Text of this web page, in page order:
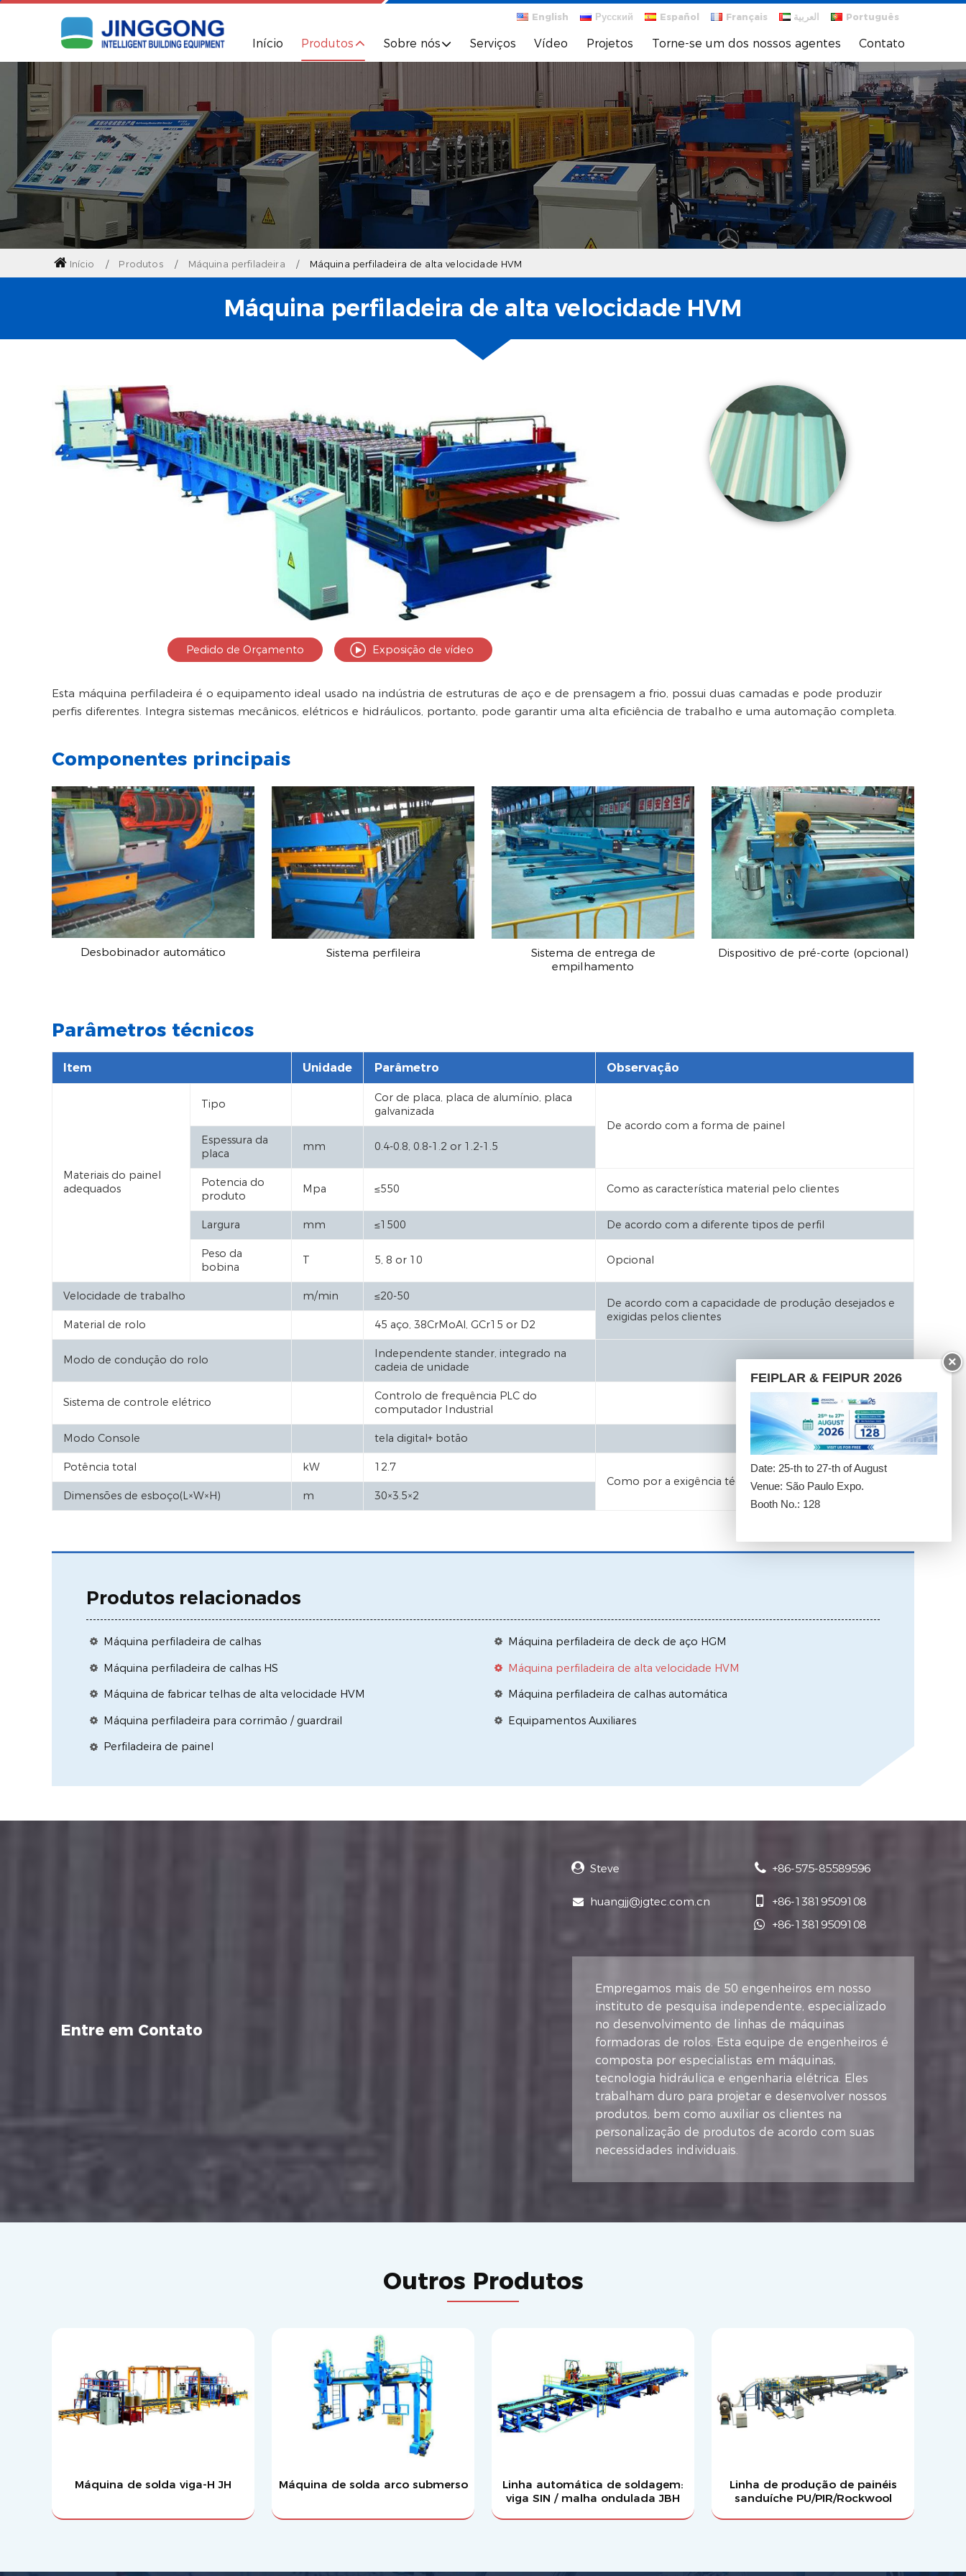
English Русский Español Français العربية Português
Início Produtos Sobre nós Serviços Vídeo Projetos Torne-se um dos nossos agentes Contato
Início Produtos Máquina perfiladeira Máquina perfiladeira de alta velocidade HVM
Máquina perfiladeira de alta velocidade HVM
Pedido de Orçamento Exposição de vídeo
Esta máquina perfiladeira é o equipamento ideal usado na indústria de estruturas de aço e de prensagem a frio, possui duas camadas e pode produzir
perfis diferentes. Integra sistemas mecânicos, elétricos e hidráulicos, portanto, pode garantir uma alta eficiência de trabalho e uma automação completa.
Componentes principais
Desbobinador automático Sistema perfileira
Sistema de entrega de
empilhamento
Dispositivo de pré-corte (opcional)
Parâmetros técnicos
Item Unidade Parâmetro Observação
Materiais do painel
adequados
Tipo
Cor de placa, placa de alumínio, placa
galvanizada
De acordo com a forma de painel
Espessura da
placa
mm 0.4-0.8, 0.8-1.2 or 1.2-1.5
Potencia do
produto
Mpa ≤550 Como as característica material pelo clientes
Largura mm ≤1500 De acordo com a diferente tipos de perfil
Peso da
bobina
T 5, 8 or 10 Opcional
Velocidade de trabalho m/min ≤20-50
De acordo com a capacidade de produção desejados e
exigidas pelos clientes
Material de rolo 45 aço, 38CrMoAl, GCr15 or D2
Modo de condução do rolo
Independente stander, integrado na
cadeia de unidade
Sistema de controle elétrico
Controlo de frequência PLC do
computador Industrial
Modo Console tela digital+ botão
Potência total kW
12.7
Como por a exigência técnica
Dimensões de esboço(L×W×H)
m 30×3.5×2
Produtos relacionados
Máquina perfiladeira de calhas Máquina perfiladeira de deck de aço HGM
Máquina perfiladeira de calhas HS Máquina perfiladeira de alta velocidade HVM
Máquina de fabricar telhas de alta velocidade HVM Máquina perfiladeira de calhas automática
Máquina perfiladeira para corrimão / guardrail Equipamentos Auxiliares
Perfiladeira de painel
Entre em Contato
Steve
huangjj@jgtec.com.cn
+86-575-85589596
+86-13819509108
+86-13819509108
Empregamos mais de 50 engenheiros em nosso
instituto de pesquisa independente, especializado
no desenvolvimento de linhas de máquinas
formadoras de rolos. Esta equipe de engenheiros é
composta por especialistas em máquinas,
tecnologia hidráulica e engenharia elétrica. Eles
trabalham duro para projetar e desenvolver nossos
produtos, bem como auxiliar os clientes na
personalização de produtos de acordo com suas
necessidades individuais.
Outros Produtos
Máquina de solda viga-H JH Máquina de solda arco submerso
Linha automática de soldagem:
viga SIN / malha ondulada JBH
Linha de produção de painéis
sanduíche PU/PIR/Rockwool
×
FEIPLAR & FEIPUR 2026
Date: 25-th to 27-th of August
Venue: São Paulo Expo.
Booth No.: 128